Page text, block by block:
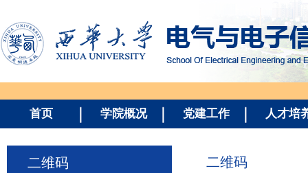
首页 学院概况 党建工作 人才培
二维码 二维码